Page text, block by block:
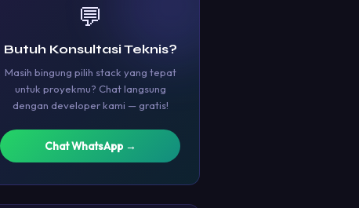
💬
Butuh Konsultasi Teknis?
Masih bingung pilih stack yang tepat
untuk proyekmu? Chat langsung
dengan developer kami — gratis!
Chat WhatsApp →